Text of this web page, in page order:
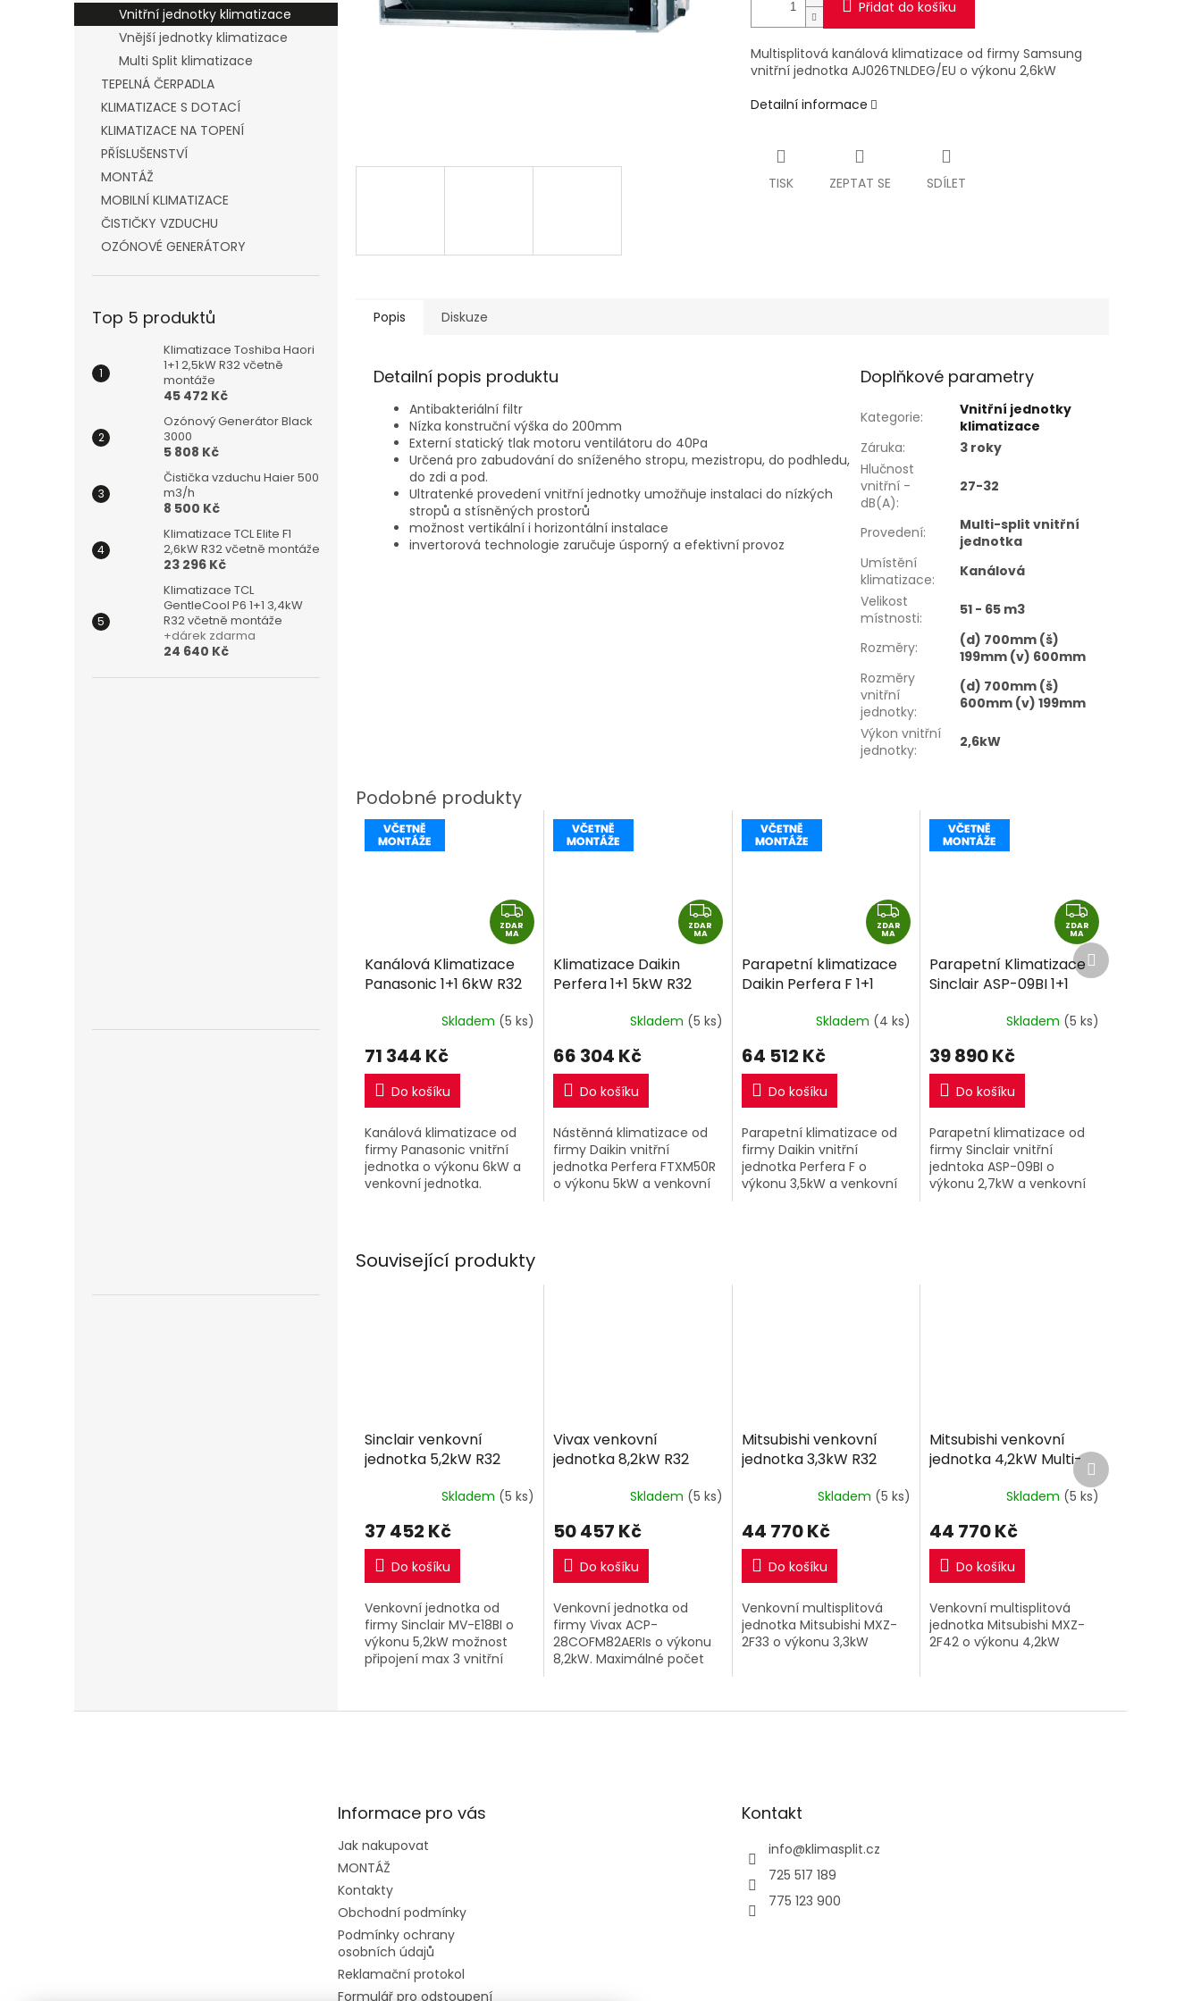
e
Vnitřní jednotky klimatizace
Vnější jednotky klimatizace
Multi Split klimatizace
TEPELNÁ ČERPADLA
KLIMATIZACE S DOTACÍ
KLIMATIZACE NA TOPENÍ
PŘÍSLUŠENSTVÍ
MONTÁŽ
MOBILNÍ KLIMATIZACE
ČISTIČKY VZDUCHU
OZÓNOVÉ GENERÁTORY
Top 5 produktů
Klimatizace Toshiba Haori
1+1 2,5kW R32 včetně
montáže
45 472 Kč
Ozónový Generátor Black
3000
5 808 Kč
Čistička vzduchu Haier 500
m3/h
8 500 Kč
Klimatizace TCL Elite F1
2,6kW R32 včetně montáže
23 296 Kč
Klimatizace TCL
GentleCool P6 1+1 3,4kW
R32 včetně montáže
+dárek zdarma
24 640 Kč
Přidat do košíku
Multisplitová kanálová klimatizace od firmy Samsung
vnitřní jednotka AJ026TNLDEG/EU o výkonu 2,6kW
Detailní informace
TISK ZEPTAT SE SDÍLET
Související produkty
Sinclair venkovní
jednotka 5,2kW R32
Skladem (5 ks)
37 452 Kč
Do košíku
Venkovní jednotka od
firmy Sinclair MV-E18BI o
výkonu 5,2kW možnost
připojení max 3 vnitřní
Vivax venkovní
jednotka 8,2kW R32
Skladem (5 ks)
50 457 Kč
Do košíku
Venkovní jednotka od
firmy Vivax ACP-
28COFM82AERIs o výkonu
8,2kW. Maximálné počet
Mitsubishi venkovní
jednotka 3,3kW R32
Skladem (5 ks)
44 770 Kč
Do košíku
Venkovní multisplitová
jednotka Mitsubishi MXZ-
2F33 o výkonu 3,3kW
Mitsubishi venkovní
jednotka 4,2kW Multi-
Skladem (5 ks)
44 770 Kč
Do košíku
Venkovní multisplitová
jednotka Mitsubishi MXZ-
2F42 o výkonu 4,2kW
Další
produkt
Popis Diskuze
Detailní popis produktu
Antibakteriální filtr
Nízka konstruční výška do 200mm
Externí statický tlak motoru ventilátoru do 40Pa
Určená pro zabudování do sníženého stropu, mezistropu, do podhledu,
do zdi a pod.
Ultratenké provedení vnitřní jednotky umožňuje instalaci do nízkých
stropů a stísněných prostorů
možnost vertikální i horizontální instalace
invertorová technologie zaručuje úsporný a efektivní provoz
Doplňkové parametry
Kategorie:
Vnitřní jednotky
klimatizace
Záruka:
3 roky
Hlučnost
vnitřní -
dB(A):
27-32
Provedení:
Multi-split vnitřní
jednotka
Umístění
klimatizace:
Kanálová
Velikost
místnosti: 51 - 65 m3
Rozměry:
(d) 700mm (š)
199mm (v) 600mm
Rozměry
vnitřní
jednotky:
(d) 700mm (š)
600mm (v) 199mm
Výkon vnitřní
jednotky: 2,6kW
Z
D
M
A
ZDAR
MA
Kanálová Klimatizace
Panasonic 1+1 6kW R32
Skladem (5 ks)
71 344 Kč
Do košíku
Kanálová klimatizace od
firmy Panasonic vnitřní
jednotka o výkonu 6kW a
venkovní jednotka.
Z
D
A
ZDAR
MA
Klimatizace Daikin
Perfera 1+1 5kW R32
Skladem (5 ks)
66 304 Kč
Do košíku
Nástěnná klimatizace od
firmy Daikin vnitřní
jednotka Perfera FTXM50R
o výkonu 5kW a venkovní
Z
D
A
ZDAR
MA
Parapetní klimatizace
Daikin Perfera F 1+1
Skladem (4 ks)
64 512 Kč
Do košíku
Parapetní klimatizace od
firmy Daikin vnitřní
jednotka Perfera F o
výkonu 3,5kW a venkovní
Z
D
A
R
A
ZDAR
MA
Parapetní Klimatizace
Sinclair ASP-09BI 1+1
Skladem (5 ks)
39 890 Kč
Do košíku
Parapetní klimatizace od
firmy Sinclair vnitřní
jedntoka ASP-09BI o
výkonu 2,7kW a venkovní
Další
produkt
Informace pro vás
Jak nakupovat
MONTÁŽ
Kontakty
Obchodní podmínky
Podmínky ochrany
osobních údajů
Reklamační protokol
Formulář pro odstoupení
Kontakt
info@klimasplit.cz
725 517 189
775 123 900